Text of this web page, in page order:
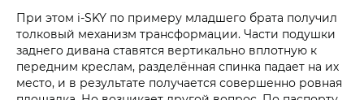
При этом i‑SKY по примеру младшего брата получил
толковый механизм трансформации. Части подушки
заднего дивана ставятся вертикально вплотную к
передним креслам, разделённая спинка падает на их
место, и в результате получается совершенно ровная